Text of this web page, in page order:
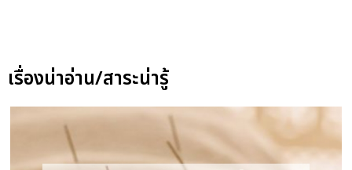
เรื่องน่าอ่าน/สาระน่ารู้